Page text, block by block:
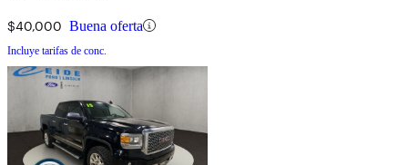
$40,000 Buena oferta
Incluye tarifas de conc.